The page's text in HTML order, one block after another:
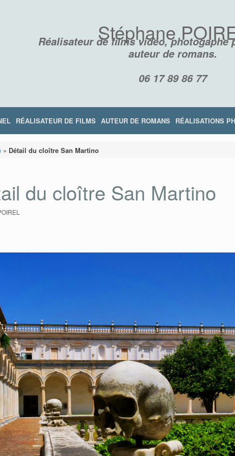
Stéphane
Réalisateur de films vidéo, photogaphe
auteur de romans.
06 17 89 86 77
RÉALISATEUR DE FILMS AUTEUR DE ROMANS RÉALISATIONS
» Détail du cloître San Martino
du cloître San Martino